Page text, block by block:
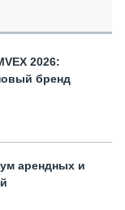
2026:
бренд
арендных и